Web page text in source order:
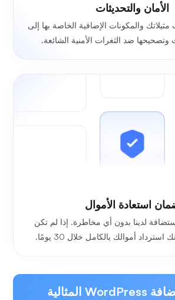
الأمان والتحديثات
مثيلاتك والمكونات الإضافية الخاصة بها إلى
وتصحيحها ضد الثغرات الأمنية الشائعة.
استعادة الأموال
لدينا بدون أي مخاطرة. إذا لم تكن
أموالك بالكامل خلال 30 يومًا.
انتقل إلى استضافة WordPress المثالية